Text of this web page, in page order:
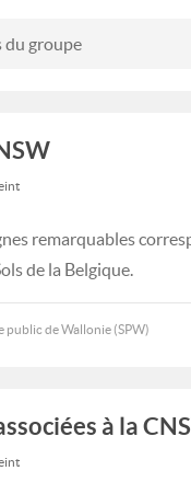
du groupe
remarquables
de la Belgique.
public de Wallonie (SPW)
à la